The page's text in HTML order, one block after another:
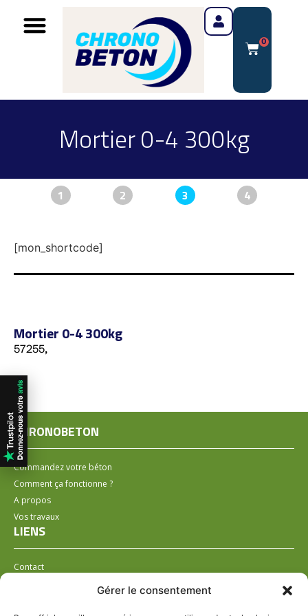
Gérer le consentement
0
Mortier 0-4 300kg
1 2 3 4
[mon_shortcode]
Mortier 0-4 300kg
57255,
CHRONOBETON
Commandez votre béton
Comment ça fonctionne ?
A propos
Vos travaux
LIENS
Contact